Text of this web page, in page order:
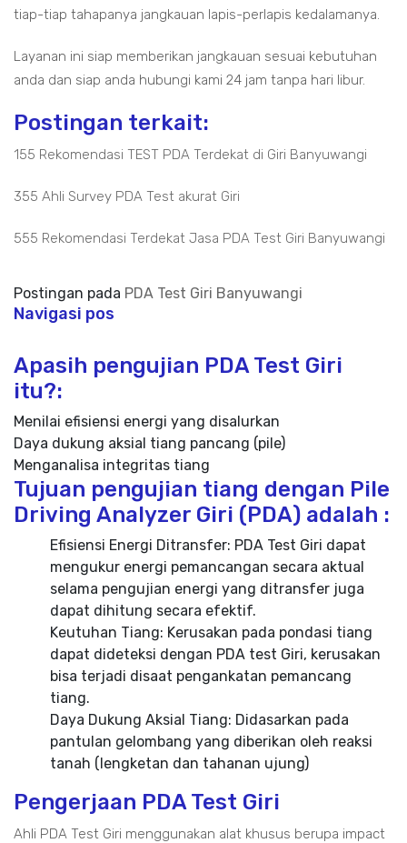
tiap-tiap tahapanya jangkauan lapis-perlapis kedalamanya.
Layanan ini siap memberikan jangkauan sesuai kebutuhan
anda dan siap anda hubungi kami 24 jam tanpa hari libur.
Postingan terkait:
155 Rekomendasi TEST PDA Terdekat di Giri Banyuwangi
355 Ahli Survey PDA Test akurat Giri
555 Rekomendasi Terdekat Jasa PDA Test Giri Banyuwangi
Postingan pada PDA Test Giri Banyuwangi
Navigasi pos
Apasih pengujian PDA Test Giri
itu?:
Menilai efisiensi energi yang disalurkan
Daya dukung aksial tiang pancang (pile)
Menganalisa integritas tiang
Tujuan pengujian tiang dengan Pile
Driving Analyzer Giri (PDA) adalah :
Efisiensi Energi Ditransfer: PDA Test Giri dapat
mengukur energi pemancangan secara aktual
selama pengujian energi yang ditransfer juga
dapat dihitung secara efektif.
Keutuhan Tiang: Kerusakan pada pondasi tiang
dapat dideteksi dengan PDA test Giri, kerusakan
bisa terjadi disaat pengankatan pemancang
tiang.
Daya Dukung Aksial Tiang: Didasarkan pada
pantulan gelombang yang diberikan oleh reaksi
tanah (lengketan dan tahanan ujung)
Pengerjaan PDA Test Giri
Ahli PDA Test Giri menggunakan alat khusus berupa impact